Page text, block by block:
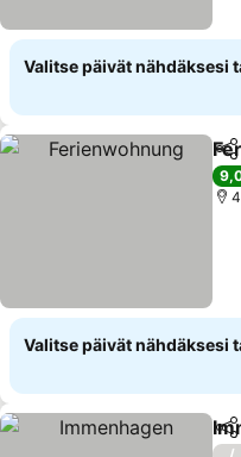
Valitse päivät nähdäksesi
Jaa
Valitse päivät nähdäksesi
Jaa